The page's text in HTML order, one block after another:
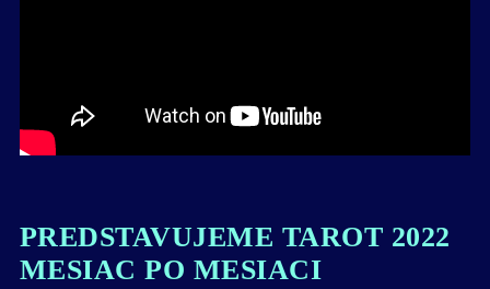
PREDSTAVUJEME TAROT 2022
MESIAC PO MESIACI